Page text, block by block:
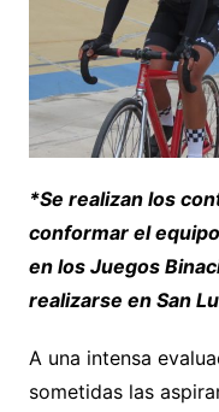
*Se realizan los
conformar el
en los Juegos
realizarse en San
A una intensa
sometidas las